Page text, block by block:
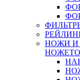
НОЖИ И
НОЖЕТО